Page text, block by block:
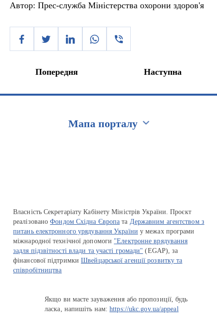
Автор: Прес-служба Міністерства охорони здоров'я
Попередня Наступна
Мапа порталу
Власність Секретаріату Кабінету Міністрів України. Проєкт
реалізованоФондом Східна Європа та Державним агентством з
питань електронного урядування України у межах програми
міжнародної технічної допомоги "Електронне врядування
задля підзвітності влади та участі громади" (EGAP), за
фінансової підтримкиШвейцарської агенції розвитку та
співробітництва
Якщо ви маєте зауваження або пропозиції, будь
ласка, напишіть нам:https://ukc.gov.ua/appeal